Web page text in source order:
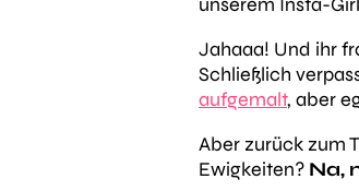
Jahaaa! Und ihr
Schließlich
aufgemalt, aber
Aber zurück zum
Ewigkeiten? Na,